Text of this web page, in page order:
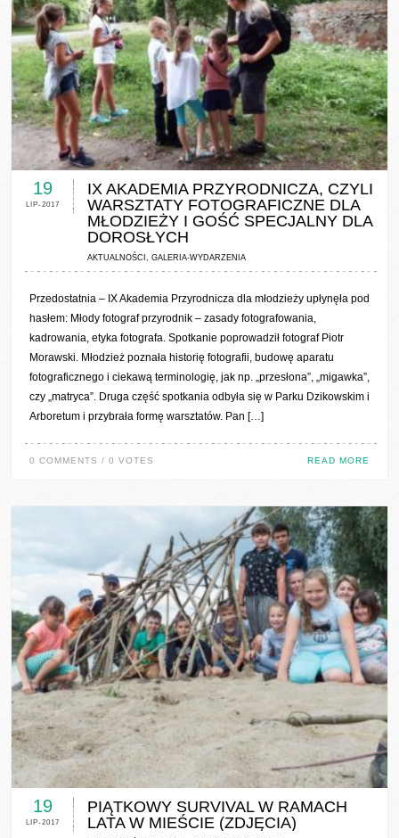
0 COMMENTS / 0 VOTES
19
LIP-2017
IX AKADEMIA PRZYRODNICZA, CZYLI
WARSZTATY FOTOGRAFICZNE DLA
MŁODZIEŻY I GOŚĆ SPECJALNY DLA
DOROSŁYCH
AKTUALNOŚCI,GALERIA-WYDARZENIA
Przedostatnia – IX Akademia Przyrodnicza dla młodzieży upłynęła pod
hasłem: Młody fotograf przyrodnik – zasady fotografowania,
kadrowania, etyka fotografa. Spotkanie poprowadził fotograf Piotr
Morawski. Młodzież poznała historię fotografii, budowę aparatu
fotograficznego i ciekawą terminologię, jak np. „przesłona”, „migawka”,
czy „matryca”. Druga część spotkania odbyła się w Parku Dzikowskim i
Arboretum i przybrała formę warsztatów. Pan […]
0 COMMENTS / 0 VOTES READ MORE
0 COMMENTS / 0 VOTES
19
LIP-2017
PIĄTKOWY SURVIVAL W RAMACH
LATA W MIEŚCIE (ZDJĘCIA)